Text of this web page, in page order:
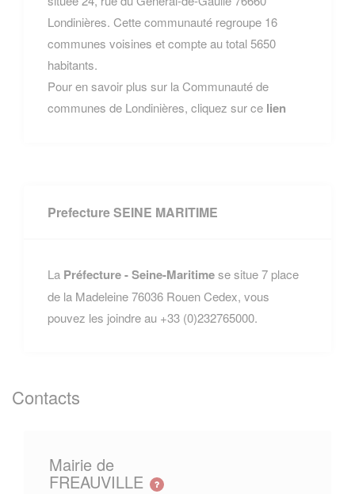
Londinières. Cette communauté regroupe 16
communes voisines et compte au total 5650
habitants.
Pour en savoir plus sur la Communauté de
communes de Londinières, cliquez sur ce lien
Prefecture SEINE MARITIME
La Préfecture - Seine-Maritimese situe 7 place
de la Madeleine 76036 Rouen Cedex, vous
pouvez les joindre au +33 (0)232765000.
Contacts
Mairie de
FREAUVILLE